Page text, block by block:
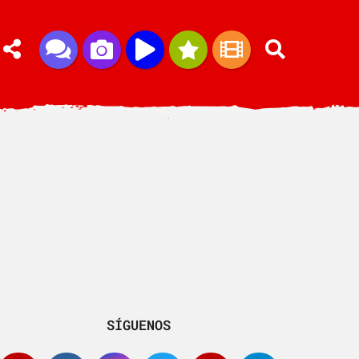
SÍGUENOS